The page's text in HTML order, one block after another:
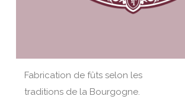
Fabrication de fûts selon les
traditions de la Bourgogne.